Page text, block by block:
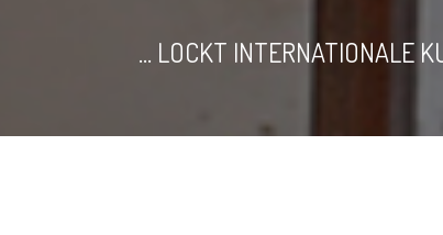
… LOCKT INTERNATIONALE